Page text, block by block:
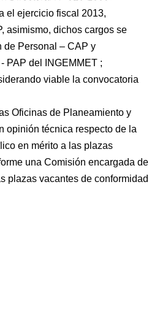
el ejercicio fiscal 2013,
asimismo, dichos cargos se
de Personal – CAP y
PAP del INGEMMET ;
viable la convocatoria
Oficinas de Planeamiento y
opinión técnica respecto de la
en mérito a las plazas
una Comisión encargada de
plazas vacantes de conformidad